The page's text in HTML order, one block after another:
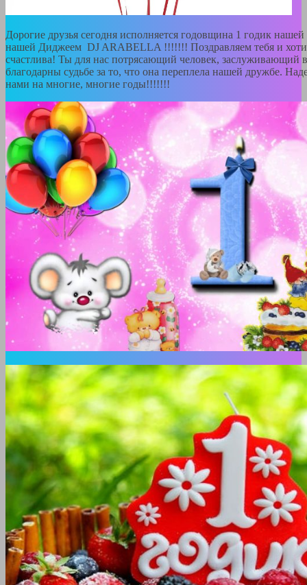
Дорогие друзья сегодня исполняется годовщина 1 годик
нашей Диджеем DJ ARABELLA !!!!!!! Поздравляем тебя и
счастлива! Ты для нас потрясающий человек, заслуживающий
благодарны судьбе за то, что она переплела нашей дружбе.
нами на многие, многие годы!!!!!!!